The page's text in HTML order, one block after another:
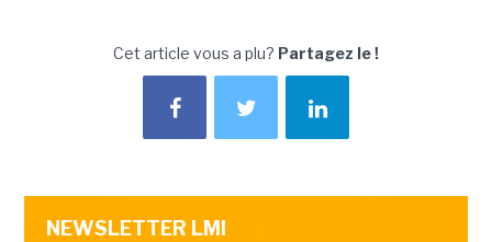
Cet article vous a plu? Partagez le !
NEWSLETTER LMI